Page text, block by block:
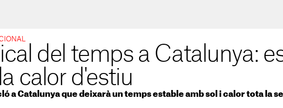
del temps a Catalunya:
calor d'estiu
a Catalunya que deixarà un temps estable amb sol i calor tota la